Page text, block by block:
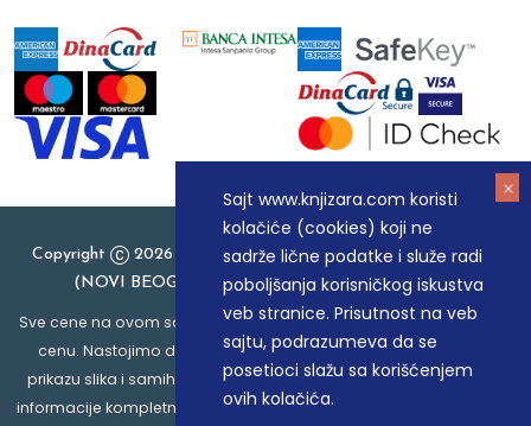
Sajt www.knjizara.com koristi
kolačiće (cookies) koji ne
sadrže lične podatke i služe radi
poboljšanja korisničkog iskustva
veb stranice. Prisutnost na veb
sajtu, podrazumeva da se
posetioci slažu sa korišćenjem
ovih kolačića.
Copyright
2026 Knjizara.com - MAKART DOO BEOGRAD
(NOVI BEOGRAD), PIB: 105184104, MB: 20337524
Sve cene na ovom sajtu iskazane su u dinarima. PDV je uračunat u
cenu. Nastojimo da budemo što precizniji u opisu proizvoda,
prikazu slika i samih cena, ali ne možemo garantovati da su sve
informacije kompletne i bez grešaka. Svi artikli prikazani na sajtu su